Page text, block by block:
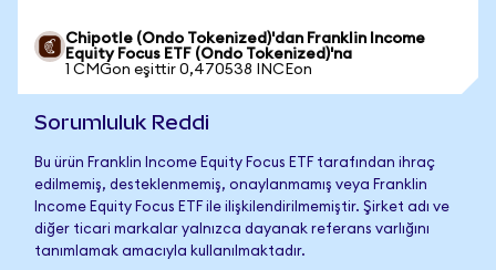
Chipotle (Ondo Tokenized)'dan Franklin Income
Equity Focus ETF (Ondo Tokenized)'na
1 CMGon eşittir 0,470538 INCEon
Sorumluluk Reddi
Bu ürün Franklin Income Equity Focus ETF tarafından ihraç
edilmemiş, desteklenmemiş, onaylanmamış veya Franklin
Income Equity Focus ETF ile ilişkilendirilmemiştir. Şirket adı ve
diğer ticari markalar yalnızca dayanak referans varlığını
tanımlamak amacıyla kullanılmaktadır.